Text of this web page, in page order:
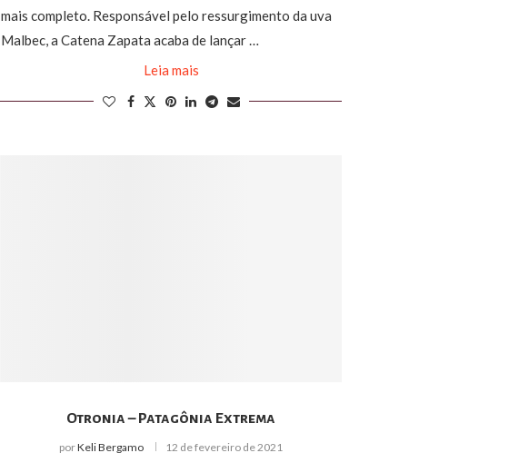
mais completo. Responsável pelo ressurgimento da uva
Malbec, a Catena Zapata acaba de lançar …
Leia mais
Otronia – Patagônia Extrema
porKeli Bergamo 12 de fevereiro de 2021